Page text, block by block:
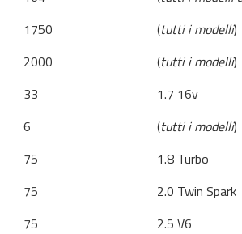
1750 (tutti i modelli)
2000 (tutti i modelli)
33
1.7 16v
6 (tutti i modelli)
75
1.8 Turbo
75
2.0 Twin Spark
75
2.5 V6